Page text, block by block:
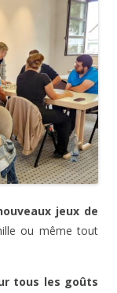
jeux de
ou même tout
tous les goûts